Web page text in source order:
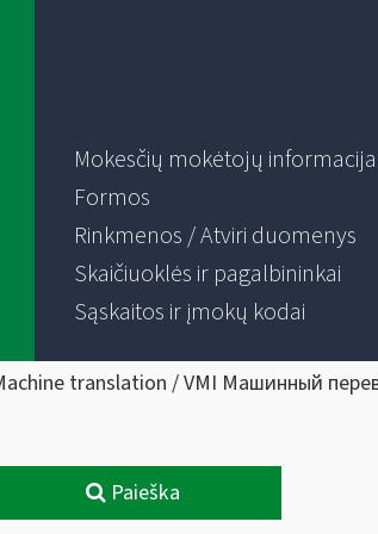
Mokesčių mokėtojų informacija
Formos
Rinkmenos / Atviri duomenys
Skaičiuoklės ir pagalbininkai
Sąskaitos ir įmokų kodai
translation / VMI Машинный
Paieška